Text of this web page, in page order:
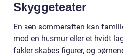
Skyggeteater
En sen sommeraften kan
mod en husmur eller et hvidt
fakler skabes figurer, og